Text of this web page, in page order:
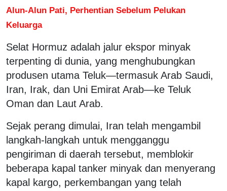
Alun-Alun Pati, Perhentian Sebelum Pelukan
Keluarga
Selat Hormuz adalah jalur ekspor minyak
terpenting di dunia, yang menghubungkan
produsen utama Teluk—termasuk Arab Saudi,
Iran, Irak, dan Uni Emirat Arab—ke Teluk
Oman dan Laut Arab.
Sejak perang dimulai, Iran telah mengambil
langkah-langkah untuk mengganggu
pengiriman di daerah tersebut, memblokir
beberapa kapal tanker minyak dan menyerang
kapal kargo, perkembangan yang telah